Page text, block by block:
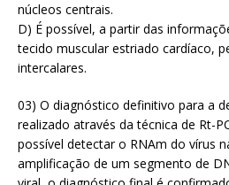
núcleos centrais.
D) É possível, a partir das
tecido muscular estriado cardíaco,
intercalares.
03) O diagnóstico definitivo para a
realizado através da técnica de Rt-
possível detectar o RNAm do vírus
amplificação de um segmento de